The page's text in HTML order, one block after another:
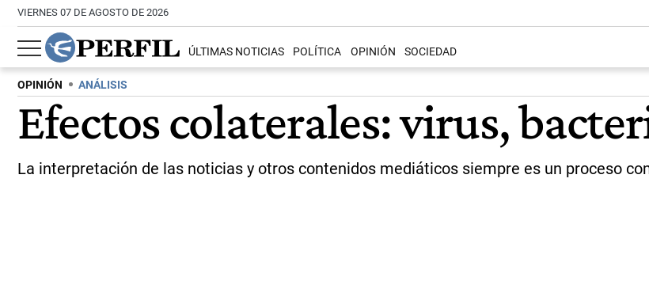
VIERNES 07 DE AGOSTO DE 2026
ÚLTIMAS NOTICIAS POLÍTICA OPINIÓN SOCIEDAD
OPINIÓN ANÁLISIS
Efectos colaterales: virus,
La interpretación de las noticias y otros contenidos mediáticos siempre es un proceso